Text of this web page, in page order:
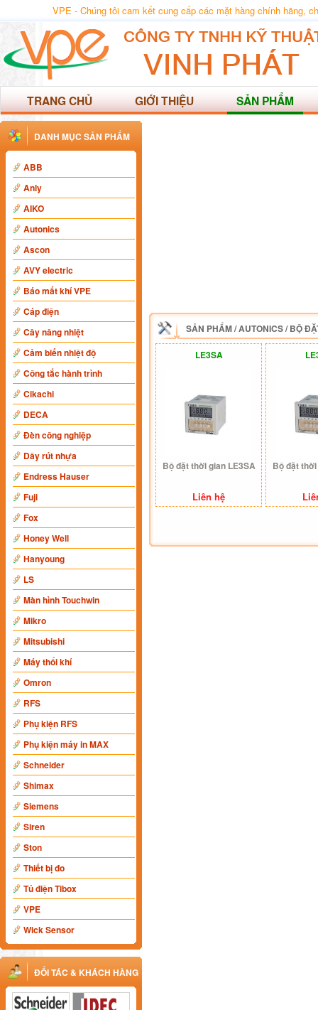
VPE - Chúng tôi cam kết cung cấp các mặt hàng chính hãng,
TRANG CHỦ GIỚI THIỆU SẢN PHẨM
DANH MỤC SẢN PHẨM
ABB
Anly
AIKO
Autonics
Ascon
AVY electric
Báo mất khí VPE
Cáp điện
Cây nâng nhiệt
Cảm biến nhiệt độ
Công tắc hành trình
Cikachi
DECA
Đèn công nghiệp
Dây rút nhựa
Endress Hauser
Fuji
Fox
Honey Well
Hanyoung
LS
Màn hình Touchwin
Mikro
Mitsubishi
Máy thổi khí
Omron
RFS
Phụ kiện RFS
Phụ kiện máy in MAX
Schneider
Shimax
Siemens
Siren
Ston
Thiết bị đo
Tủ điện Tibox
VPE
Wick Sensor
ĐỐI TÁC & KHÁCH HÀNG
SẢN PHẨM/AUTONICS/BỘ
LE3SA
Bộ đặt thời gian LE3SA
Liên hệ
Bộ đặt